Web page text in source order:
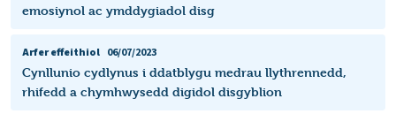
emosiynol ac ymddygiadol disg
Arfer effeithiol 06/07/2023
Cynllunio cydlynus i ddatblygu medrau llythrennedd,
rhifedd a chymhwysedd digidol disgyblion